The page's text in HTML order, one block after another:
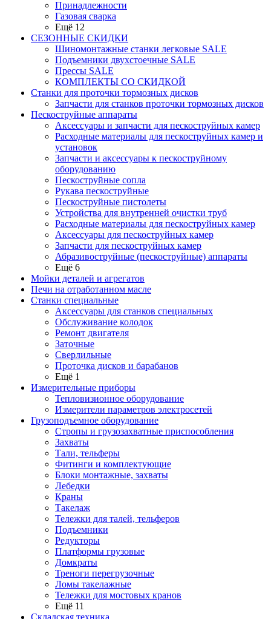
Принадлежности
Газовая сварка
Ещё 12
СЕЗОННЫЕ СКИДКИ
Шиномонтажные станки легковые SALE
Подъемники двухстоечные SALE
Прессы SALE
КОМПЛЕКТЫ СО СКИДКОЙ
Станки для проточки тормозных дисков
Запчасти для станков проточки тормозных дисков
Пескоструйные аппараты
Аксессуары и запчасти для пескоструйных камер
Расходные материалы для пескоструйных камер и
установок
Запчасти и аксессуары к пескоструйному
оборудованию
Пескоструйные сопла
Рукава пескоструйные
Пескоструйные пистолеты
Устройства для внутренней очистки труб
Расходные материалы для пескоструйных камер
Аксессуары для пескоструйных камер
Запчасти для пескоструйных камер
Абразивоструйные (пескоструйные) аппараты
Ещё 6
Мойки деталей и агрегатов
Печи на отработанном масле
Станки специальные
Аксессуары для станков специальных
Обслуживание колодок
Ремонт двигателя
Заточные
Сверлильные
Проточка дисков и барабанов
Ещё 1
Измерительные приборы
Тепловизионное оборудование
Измерители параметров электросетей
Грузоподъемное оборудование
Стропы и грузозахватные приспособления
Захваты
Тали, тельферы
Фитинги и комплектующие
Блоки монтажные, захваты
Лебедки
Краны
Такелаж
Тележки для талей, тельферов
Подъемники
Редукторы
Платформы грузовые
Домкраты
Треноги перегрузочные
Ломы такелажные
Тележки для мостовых кранов
Ещё 11
Складская техника